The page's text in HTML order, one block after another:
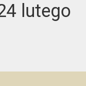
lutego